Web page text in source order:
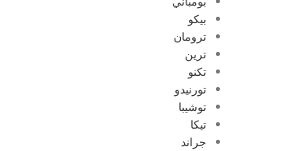
بيكو
ترومان
ترين
تكنو
تورنيدو
توشيبا
تيكا
جراند